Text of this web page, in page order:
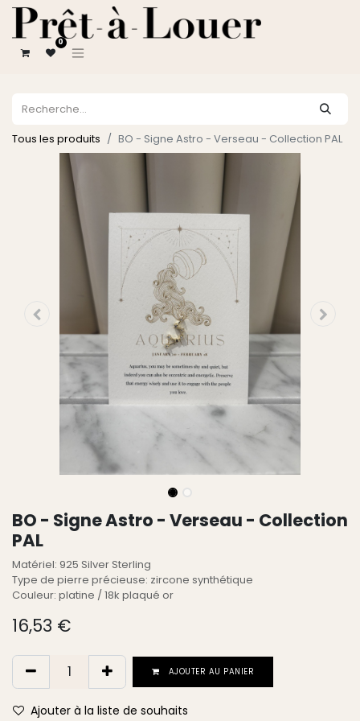
0
Tous les produits BO - Signe Astro - Verseau - Collection PAL
BO - Signe Astro - Verseau - Collection
PAL
Matériel: 925 Silver Sterling
Type de pierre précieuse: zircone synthétique
Couleur: platine / 18k plaqué or
16,53 €
AJOUTER AU PANIER
Ajouter à la liste de souhaits